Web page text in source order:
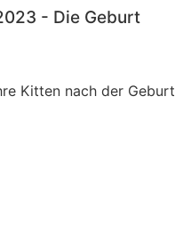
- Die Geburt
Kitten nach der Geburt